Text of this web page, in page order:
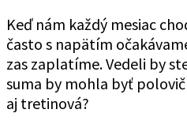
Keď nám každý mesiac
často s napätím
zas zaplatíme. Vedeli by
suma by mohla byť
aj tretinová?